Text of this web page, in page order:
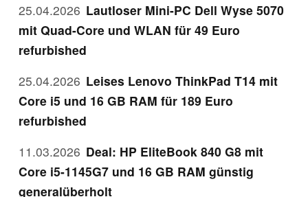
25.04.2026 Lautloser Mini-PC Dell Wyse 5070
mit Quad-Core und WLAN für 49 Euro
refurbished
25.04.2026 Leises Lenovo ThinkPad T14 mit
Core i5 und 16 GB RAM für 189 Euro
refurbished
11.03.2026 Deal: HP EliteBook 840 G8 mit
Core i5-1145G7 und 16 GB RAM günstig
generalüberholt